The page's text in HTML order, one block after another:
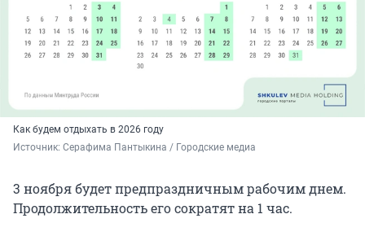
Как будем отдыхать в 2026 году
Источник: Серафима Пантыкина / Городские медиа
3 ноября будет предпраздничным рабочим днем.
Продолжительность его сократят на 1 час.